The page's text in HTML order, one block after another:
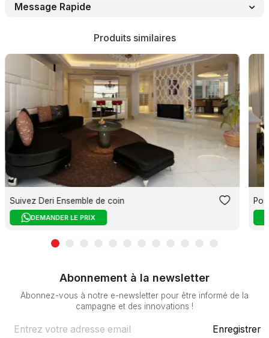
Message Rapide
Produits similaires
Suivez Deri Ensemble de coin
DEMANDER LE PRIX
Abonnement à la newsletter
Abonnez-vous à notre e-newsletter pour être informé de la
campagne et des innovations !
Enregistrer